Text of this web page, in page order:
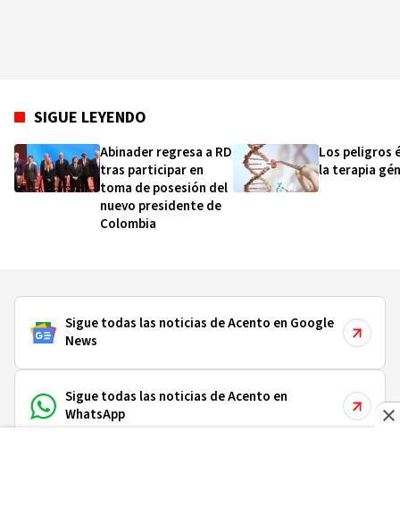
SIGUE LEYENDO
Abinader regresa a RD
tras participar en
toma de posesión del
nuevo presidente de
Colombia
Los peligros
la terapia
Sigue todas las noticias de Acento en Google
News
Sigue todas las noticias de Acento en
WhatsApp